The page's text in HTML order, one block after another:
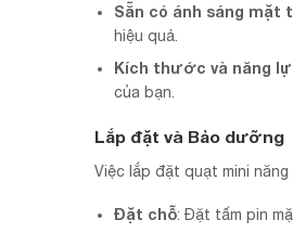
Sẵn có ánh sáng mặt
hiệu quả.
Kích thước và năng
của bạn.
Lắp đặt và Bảo dưỡng
Việc lắp đặt quạt mini
Đặt chỗ: Đặt tấm pin